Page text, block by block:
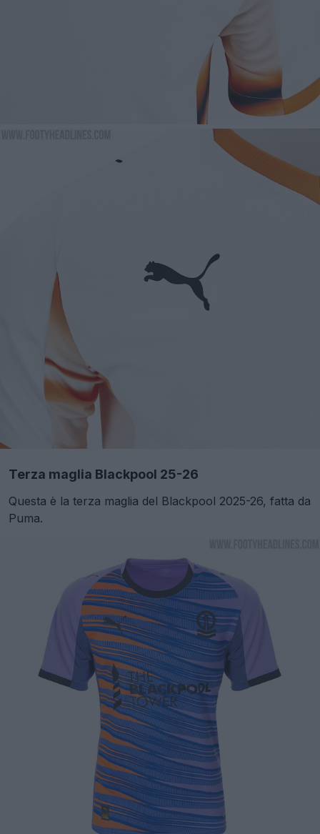
Terza maglia Blackpool 25-26
Questa è la terza maglia del Blackpool 2025-26, fatta da
Puma.